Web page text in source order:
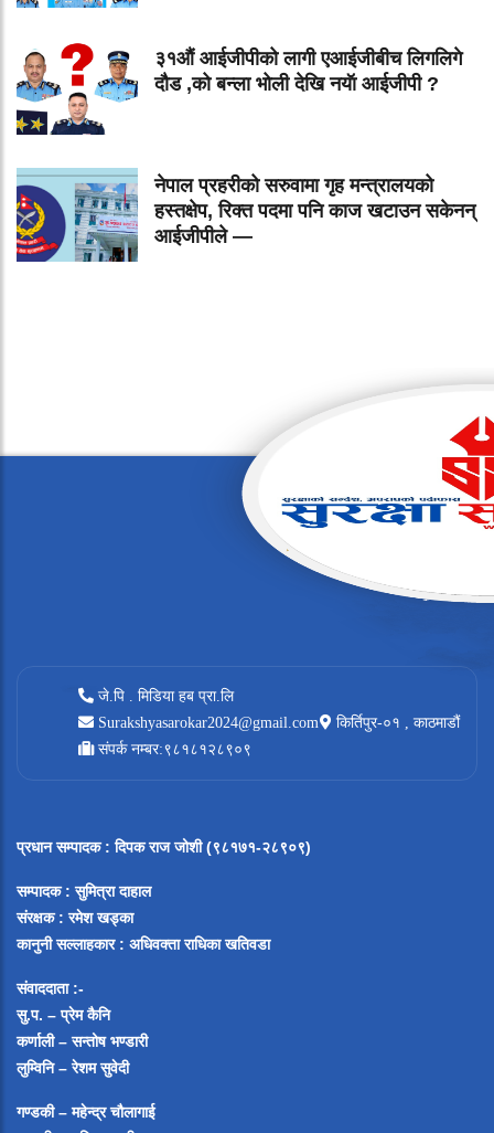
३१औं आईजीपीको लागी एआईजीबीच लिगलिगे
दौड ,को बन्ला भोली देखि नयॅा आईजीपी ?
नेपाल प्रहरीको सरुवामा गृह मन्त्रालयको
हस्तक्षेप, रिक्त पदमा पनि काज खटाउन सकेनन्
आईजीपीले —
जे.पि . मिडिया हब प्रा.लि
Surakshyasarokar2024@gmail.com
किर्तिपुर-०१ , काठमाडौं
संपर्क नम्बर:९८१८१२८९०९
प्रधान सम्पादक: दिपक राज जोशी (९८१७१-२८९०९)
सम्पादक : सुमित्रा दाहाल
संरक्षक : रमेश खड्का
कानुनी सल्लाहकार : अधिवक्ता राधिका खतिवडा
संवाददाता :-
सु.प. – प्रेम कैनि
कर्णाली – सन्तोष भण्डारी
लुम्विनि – रेशम सुवेदी
गण्डकी – महेन्द्र चौलागाई